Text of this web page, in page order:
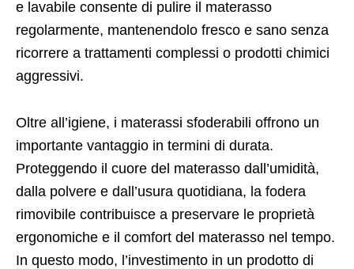
e lavabile consente di pulire il materasso
regolarmente, mantenendolo fresco e sano senza
ricorrere a trattamenti complessi o prodotti chimici
aggressivi.
Oltre all’igiene, i materassi sfoderabili offrono un
importante vantaggio in termini di durata.
Proteggendo il cuore del materasso dall’umidità,
dalla polvere e dall’usura quotidiana, la fodera
rimovibile contribuisce a preservare le proprietà
ergonomiche e il comfort del materasso nel tempo.
In questo modo, l’investimento in un prodotto di